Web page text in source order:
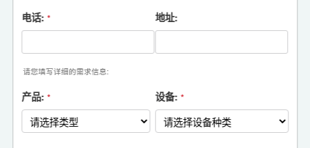
电话: * 地址:
请您填写详细的需求信息:
产品: * 设备: *